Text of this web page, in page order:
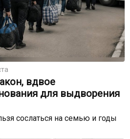
вдвое
для выдворения
сослаться на семью и годы